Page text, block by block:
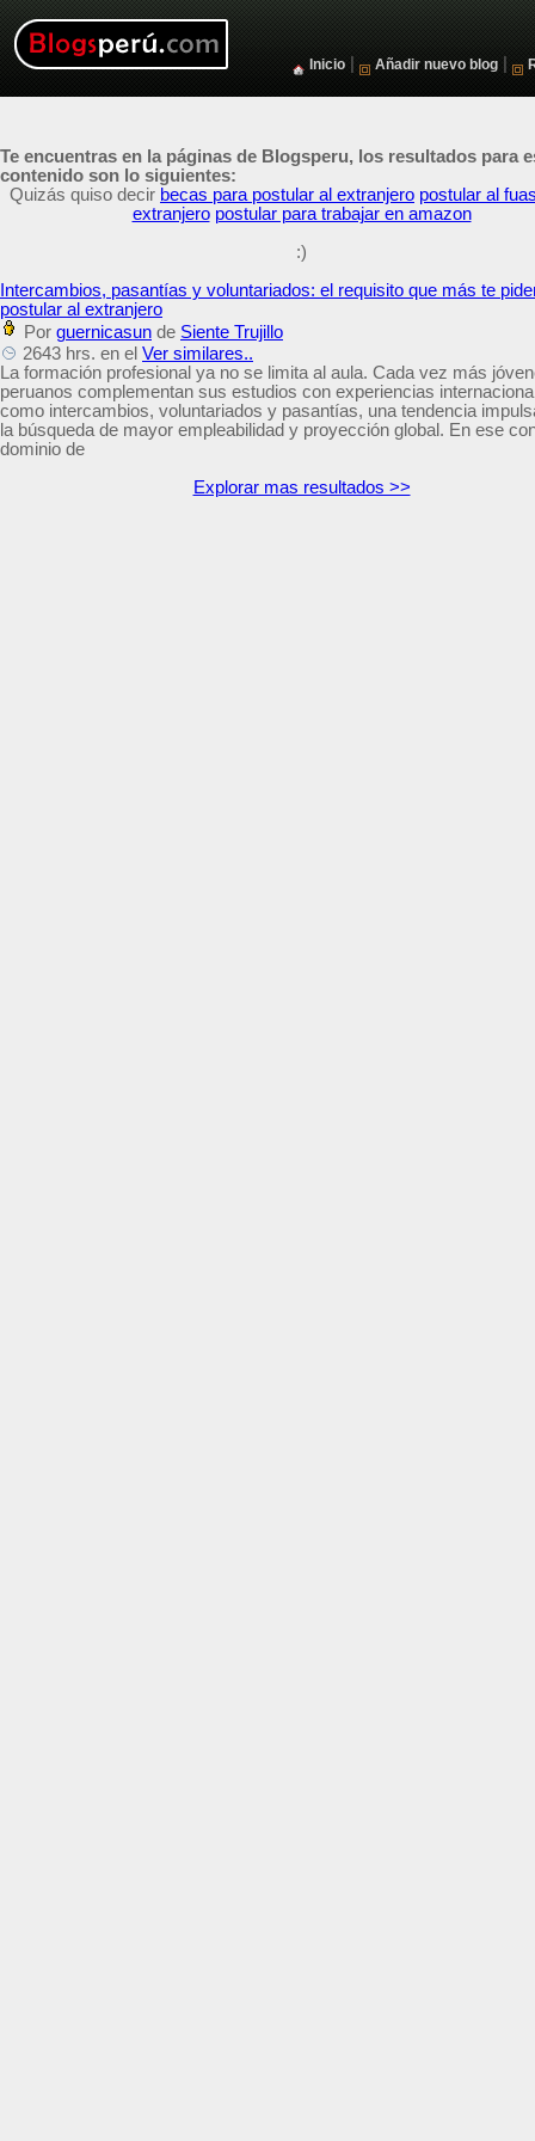
Inicio Añadir nuevo blog
Te encuentras en la páginas de Blogsperu, los resultados para
contenido son lo siguientes:
Quizás quiso decir becas para postular al extranjero postular al
extranjero postular para trabajar en amazon
:)
Intercambios, pasantías y voluntariados: el requisito que más te
postular al extranjero
Por guernicasun de Siente Trujillo
2643 hrs. en el Ver similares..
La formación profesional ya no se limita al aula. Cada vez más
peruanos complementan sus estudios con experiencias
como intercambios, voluntariados y pasantías, una tendencia
la búsqueda de mayor empleabilidad y proyección global. En ese
dominio de
Explorar mas resultados >>